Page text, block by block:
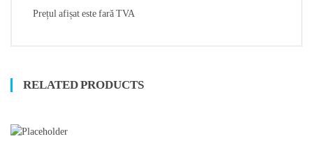
Prețul afișat este fară TVA
RELATED PRODUCTS